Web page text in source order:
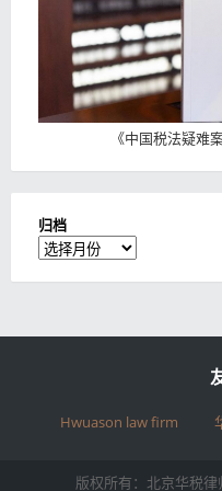
《中国税法疑难
归档
归
档
Hwuason law firm
版权所有：北京华税